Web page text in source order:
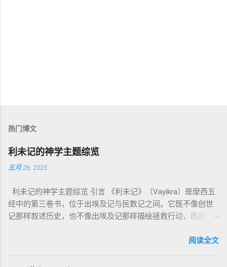
热门博文
利未记的神学主题综览
五月 26, 2025
利未记的神学主题综览 引言 《利未记》（Vayikra）是摩西五
经中的第三卷书，位于出埃及记与民数记之间。它既不像创世
记那样叙述历史，也不像出埃及记那样描绘拯救行动，而是将
内容看似仪式化，《利未记》却揭示了 神的临在如何规范人类
为我耶和华你们的神是圣洁的。”（利未记19:2） 这节经文构成
阅读全文